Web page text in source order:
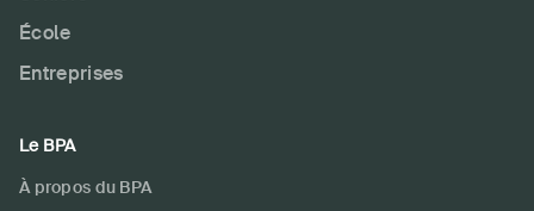
École
Entreprises
Le BPA
À propos du BPA